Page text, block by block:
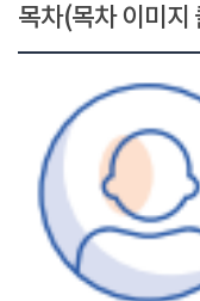
목차(목차 이미지